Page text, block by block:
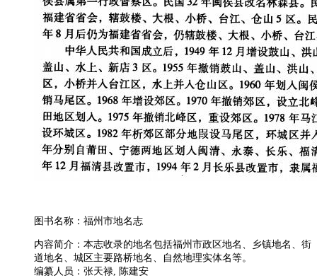
图书名称：福州市地名志
内容简介：本志收录的地名包括福州市政区地名、乡镇地名、街
道地名、城区主要路桥地名、自然地理实体名等。
编纂人员：张天禄, 陈建安